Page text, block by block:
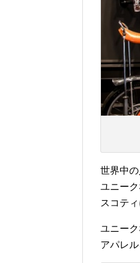
世界中
ユニー
スコテ
ユニー
アパレ